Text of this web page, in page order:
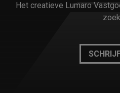
Het creatieve Lumaro